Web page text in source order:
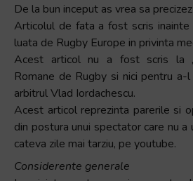
press
"Ctrl
This
shortcut
activates
the
screen
reader
De la bun inceput as vrea sa
Articolul de fata a fost scris inainte
luata de Rugby Europe in privinta
Acest articol nu a fost scris la
Romane de Rugby si nici pentru a-
arbitrul Vlad Iordachescu.
Acest articol reprezinta parerile si
din postura unui spectator care nu a
cateva zile mai tarziu, pe youtube.
Considerente generale